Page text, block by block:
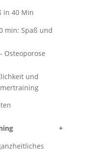
in 40 Min
min: Spaß und
Osteoporose
und
+